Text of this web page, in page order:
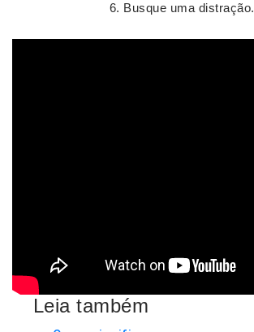
Busque uma distração.
Leia também